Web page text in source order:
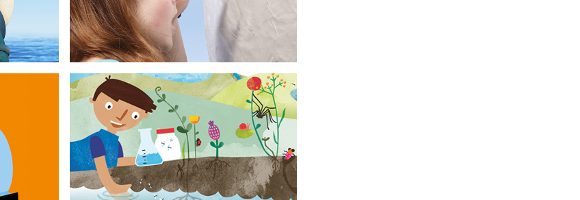
Engagement Global gGmbH
Zauberwelt Wasser
Emschergenossenschaft
Lernmaterial zum Thema Wasser